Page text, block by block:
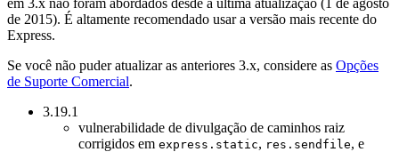
em 3.x não foram abordados desde a última atualização (1 de agosto
de 2015). É altamente recomendado usar a versão mais recente do
Express.
Se você não puder atualizar as anteriores 3.x, considere as Opções
de Suporte Comercial.
3.19.1
vulnerabilidade de divulgação de caminhos raiz
corrigidos em express.static, res.sendfile, e